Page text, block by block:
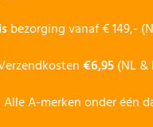
bezorging vanaf € 149,-
€6,95(NL &
Alle A-merken onder één